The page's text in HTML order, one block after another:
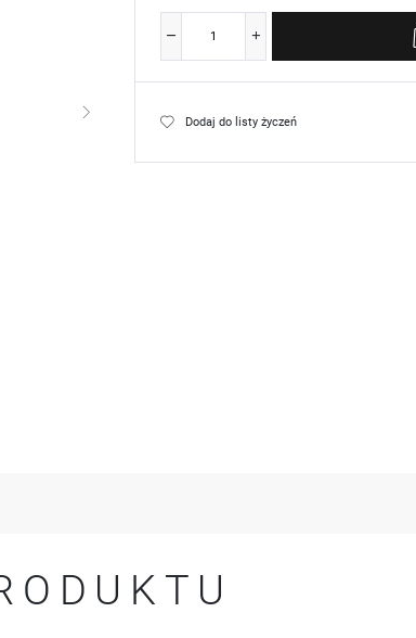
Dodaj do listy życzeń